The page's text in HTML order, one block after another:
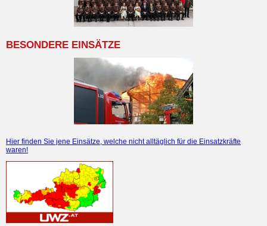
BESONDERE EINSÄTZE
Hier finden Sie jene Einsätze, welche nicht alltäglich für die Einsatzkräfte
waren!